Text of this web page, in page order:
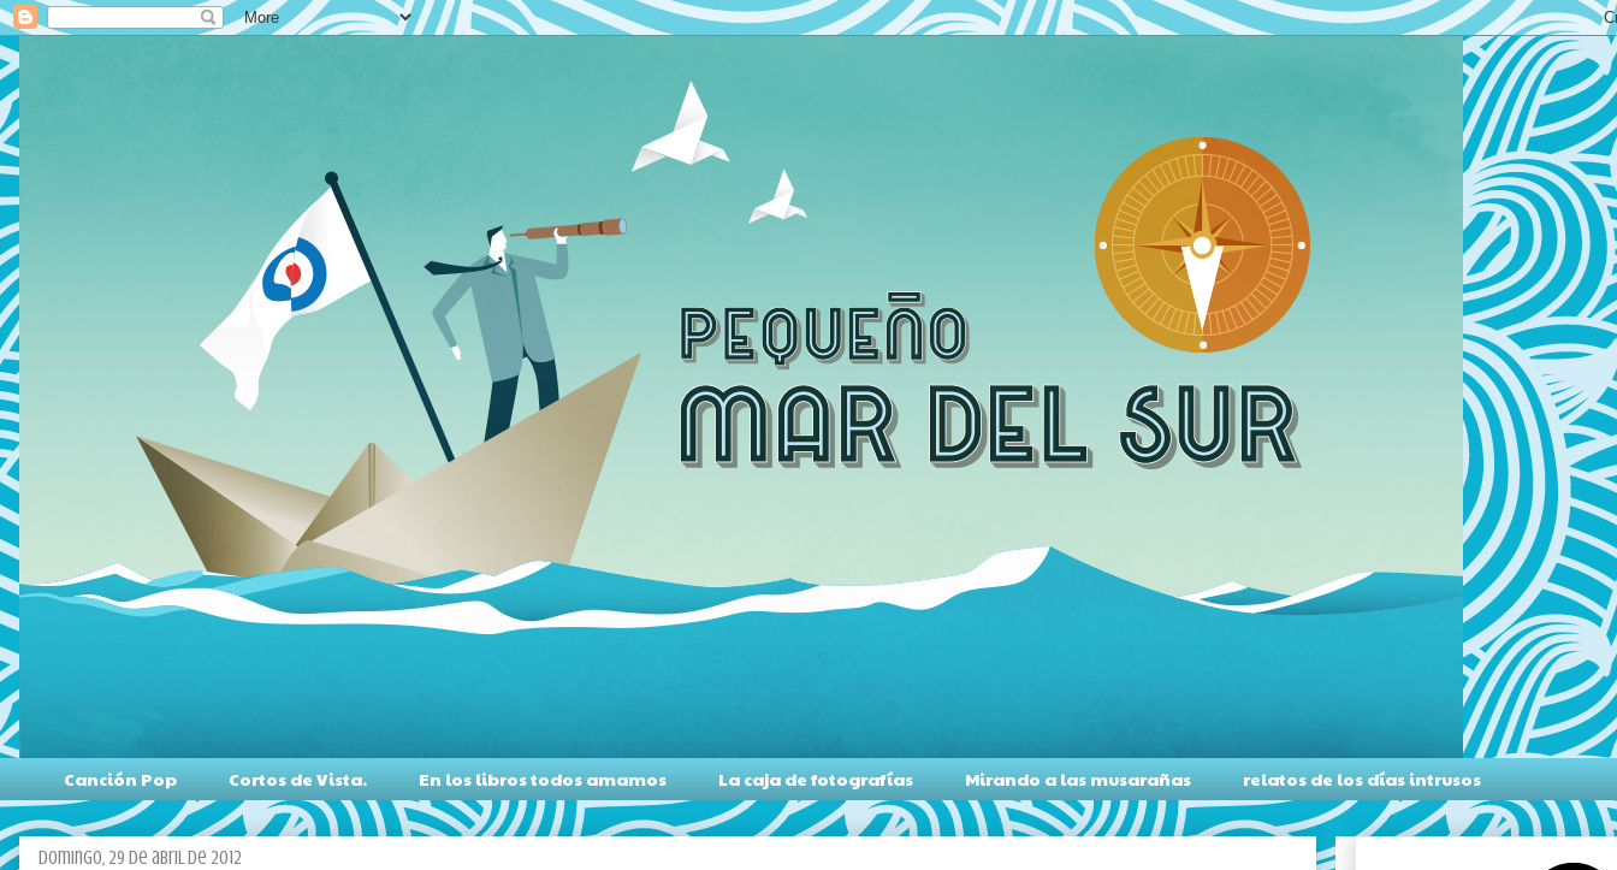
Canción Pop Cortos de Vista. En los libros todos amamos La caja de fotografías Mirando a las musarañas relatos de los días intrusos
domingo, 29 de abril de 2012